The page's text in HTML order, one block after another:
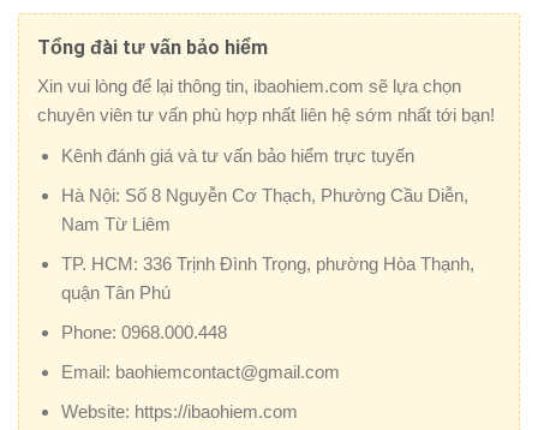
Tổng đài tư vấn bảo hiểm
Xin vui lòng để lại thông tin, ibaohiem.com sẽ lựa chọn
chuyên viên tư vấn phù hợp nhất liên hệ sớm nhất tới bạn!
Kênh đánh giá và tư vấn bảo hiểm trực tuyến
Hà Nội: Số 8 Nguyễn Cơ Thạch, Phường Cầu Diễn,
Nam Từ Liêm
TP. HCM: 336 Trịnh Đình Trọng, phường Hòa Thạnh,
quận Tân Phú
Phone: 0968.000.448
Email: baohiemcontact@gmail.com
Website: https://ibaohiem.com